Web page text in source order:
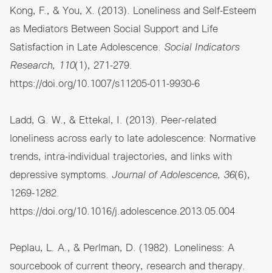
Kong, F., & You, X. (2013). Loneliness and Self-Esteem
as Mediators Between Social Support and Life
Satisfaction in Late Adolescence. Social Indicators
Research, 110(1), 271-279.
https://doi.org/10.1007/s11205-011-9930-6
Ladd, G. W., & Ettekal, I. (2013). Peer-related
loneliness across early to late adolescence: Normative
trends, intra-individual trajectories, and links with
depressive symptoms. Journal of Adolescence, 36(6),
1269-1282.
https://doi.org/10.1016/j.adolescence.2013.05.004
Peplau, L. A., & Perlman, D. (1982). Loneliness: A
sourcebook of current theory, research and therapy.